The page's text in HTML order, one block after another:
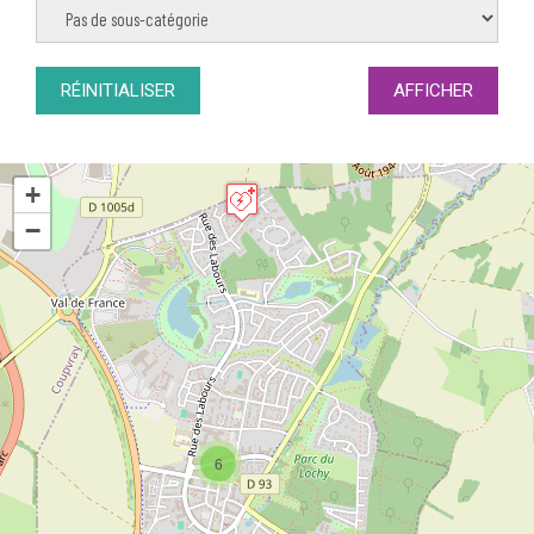
catégories
RÉINITIALISER AFFICHER
6
+
−